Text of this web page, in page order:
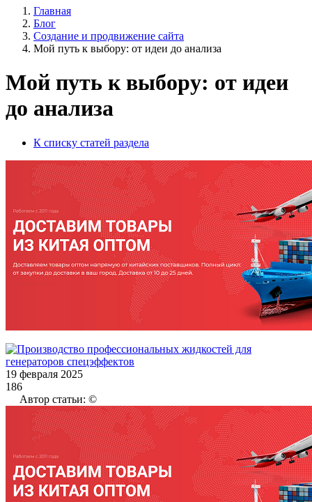
Главная
Блог
Создание и продвижение сайта
Мой путь к выбору: от идеи до анализа
Мой путь к выбору: от идеи
до анализа
К списку статей раздела
19 февраля 2025
186
Автор статьи: ©